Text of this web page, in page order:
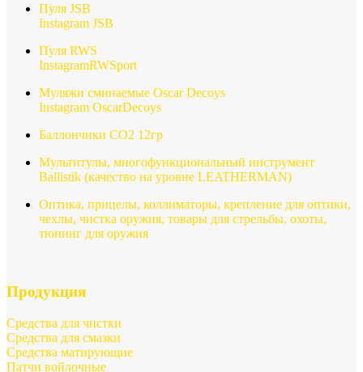
Пуля JSB
Instagram JSB
Пуля RWS
InstagramRWSport
Муляжи сминаемые Oscar Decoys
Instagram OscarDecoys
Баллончики СО2 12гр
Мультитулы, многофункциональный инструмент
Ballistik (качество на уровне LEATHERMAN)
Оптика, прицелы, коллиматоры, крепление для оптики,
чехлы, чистка оружия, товары для стрельбы, охоты,
тюнинг для оружия
Продукция
Средства для чистки
Средства для смазки
Средства матирующие
Патчи войлочные